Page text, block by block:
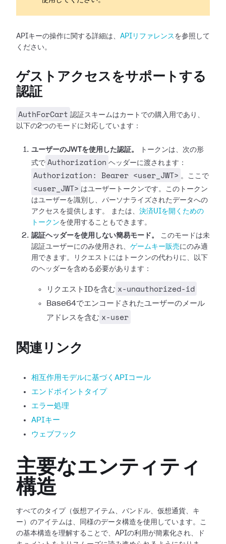
APIキーの操作に関する詳細は、 APIリファレンス を参照して
ください。
ゲストアクセスをサポートする
認証
AuthForCart 認証スキームはカートでの購入用であり、
以下の2つのモードに対応しています：
ユーザーのJWTを使用した認証。
トークンは、次の形
式で Authorization ヘッダーに渡されます：
Authorization: Bearer <user_JWT> 。ここで
<user_JWT> はユーザートークンです。このトークン
はユーザーを識別し、パーソナライズされたデータへの
アクセスを提供します。
または、 決済UIを開くための
トークンを使用することもできます。
認証ヘッダーを使用しない簡易モード。
このモードは未
認証ユーザーにのみ使用され、 ゲームキー販売にのみ適
用できます。リクエストにはトークンの代わりに、以下
のヘッダーを含める必要があります：
リクエストIDを含む x-unauthorized-id
Base64でエンコードされたユーザーのメール
アドレスを含む x-user
関連リンク
相互作用モデルに基づくAPIコール
エンドポイントタイプ
エラー処理
APIキー
ウェブフック
主要なエンティティ
構造
すべてのタイプ（仮想アイテム、バンドル、仮想通貨、キ
ー）のアイテムは、同様のデータ構造を使用しています。こ
の基本構造を理解することで、APIの利用が簡素化され、ド